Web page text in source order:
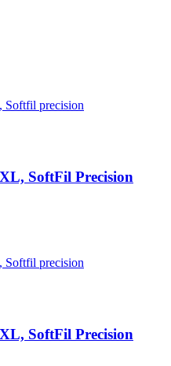
SoftFil Precision
SoftFil Precision